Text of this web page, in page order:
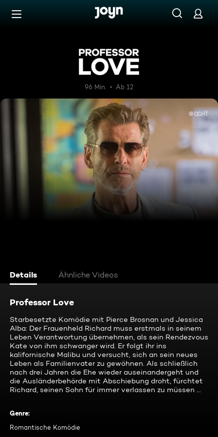
Zum Inhalt springen
Professor Love
96 Min. Ab 12
Details Ähnliche Videos
Professor Love
Starbesetzte Komödie mit Pierce Brosnan und Jessica
Alba: Der Frauenheld Richard muss erstmals in seinem
Leben Verantwortung übernehmen, als sein Rendezvous
Kate von ihm schwanger wird. Er folgt ihr ins
kalifornische Malibu und versucht, sich an sein neues
Leben als Familienvater zu gewöhnen. Als schließlich
nach drei Jahren die Ehe wieder auseinandergeht und
die Ausländerbehörde mit Abschiebung droht, fürchtet
Richard, seinen Sohn für immer verlassen zu müssen ...
Genre:
Romantische Komödie